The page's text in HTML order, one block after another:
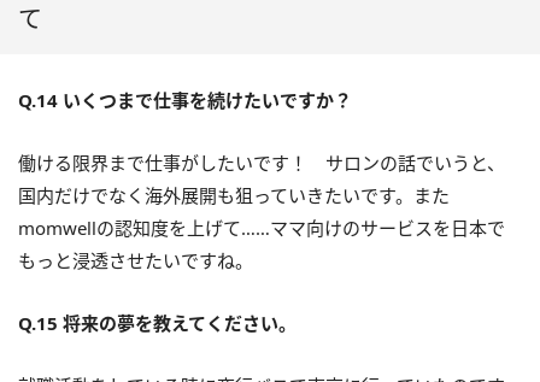
て
Q.14 いくつまで仕事を続けたいですか？
働ける限界まで仕事がしたいです！ サロンの話でいうと、
国内だけでなく海外展開も狙っていきたいです。また
momwellの認知度を上げて……ママ向けのサービスを日本で
もっと浸透させたいですね。
Q.15 将来の夢を教えてください。